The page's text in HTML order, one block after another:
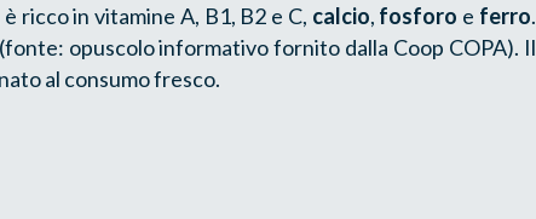
ricco in vitamine A, B1, B2 e C, calcio, fosforo e ferro.
opuscolo informativo fornito dalla Coop COPA). Il
al consumo fresco.